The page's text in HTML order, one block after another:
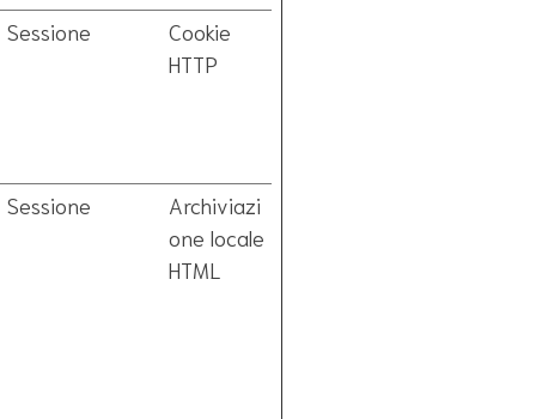
Sessione
Cookie
HTTP
Sessione
Archiviazi
one locale
HTML